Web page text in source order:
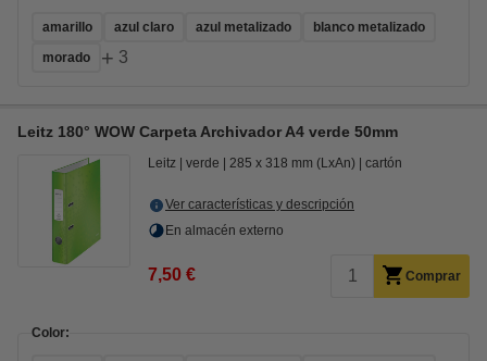
amarillo azul claro azul metalizado
blanco metalizado
morado
+ 3
Leitz 180° WOW Carpeta Archivador A4 verde 50mm
Leitz verde 285 x 318 mm (LxAn) cartón
Ver características y descripción
En almacén externo
7,50 € Comprar
Color: